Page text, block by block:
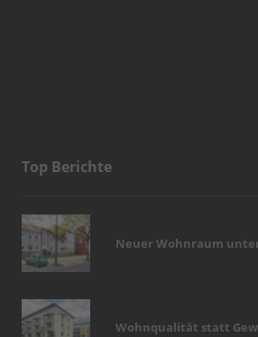
Top Berichte
Neuer Wohnraum
Wohnqualität statt